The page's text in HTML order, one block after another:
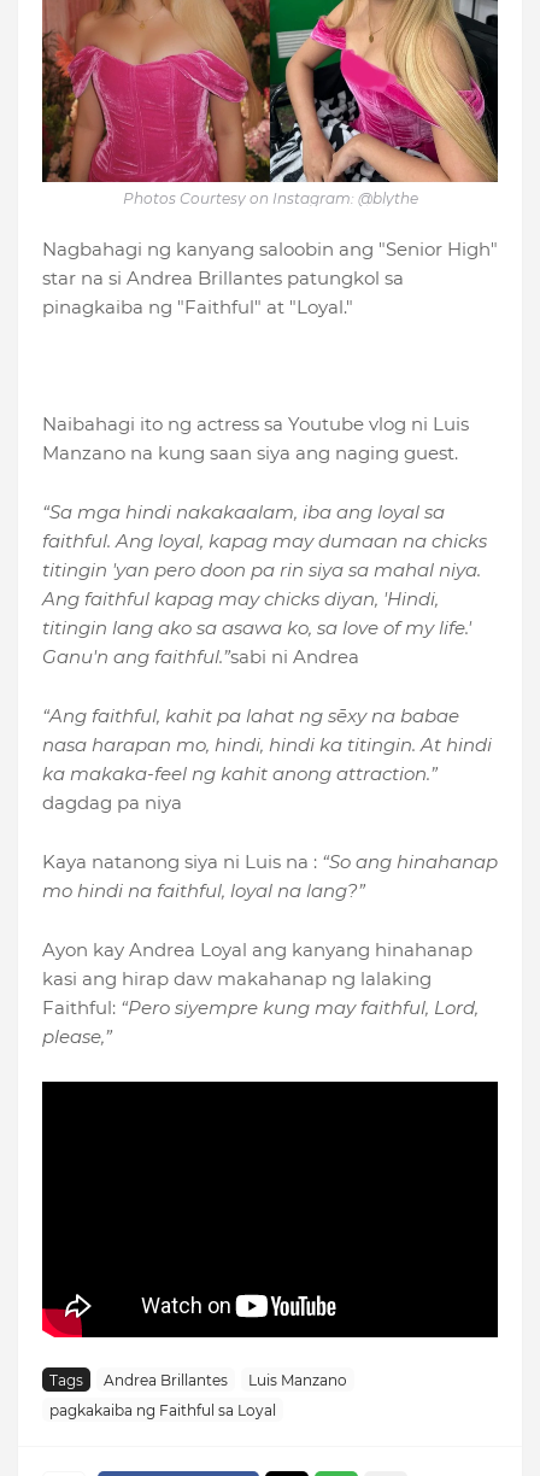
Photos Courtesy on Instagram: @blythe
Nagbahagi ng kanyang saloobin ang "Senior High"
star na si Andrea Brillantes patungkol sa
pinagkaiba ng "Faithful" at "Loyal."
Naibahagi ito ng actress sa Youtube vlog ni Luis
Manzano na kung saan siya ang naging guest.
“Sa mga hindi nakakaalam, iba ang loyal sa
faithful. Ang loyal, kapag may dumaan na chicks
titingin 'yan pero doon pa rin siya sa mahal niya.
Ang faithful kapag may chicks diyan, 'Hindi,
titingin lang ako sa asawa ko, sa love of my life.'
Ganu'n ang faithful.”sabi ni Andrea
“Ang faithful, kahit pa lahat ng sēxy na babae
nasa harapan mo, hindi, hindi ka titingin. At hindi
ka makaka-feel ng kahit anong attraction.”
dagdag pa niya
Kaya natanong siya ni Luis na : “So ang hinahanap
mo hindi na faithful, loyal na lang?”
Ayon kay Andrea Loyal ang kanyang hinahanap
kasi ang hirap daw makahanap ng lalaking
Faithful: “Pero siyempre kung may faithful, Lord,
please,”
Tags Andrea Brillantes
Luis Manzano
pagkakaiba ng Faithful sa Loyal